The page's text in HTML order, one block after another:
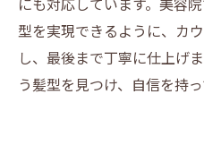
型を実現できるように、カ
し、最後まで丁寧に仕上げ
う髪型を見つけ、自信を持